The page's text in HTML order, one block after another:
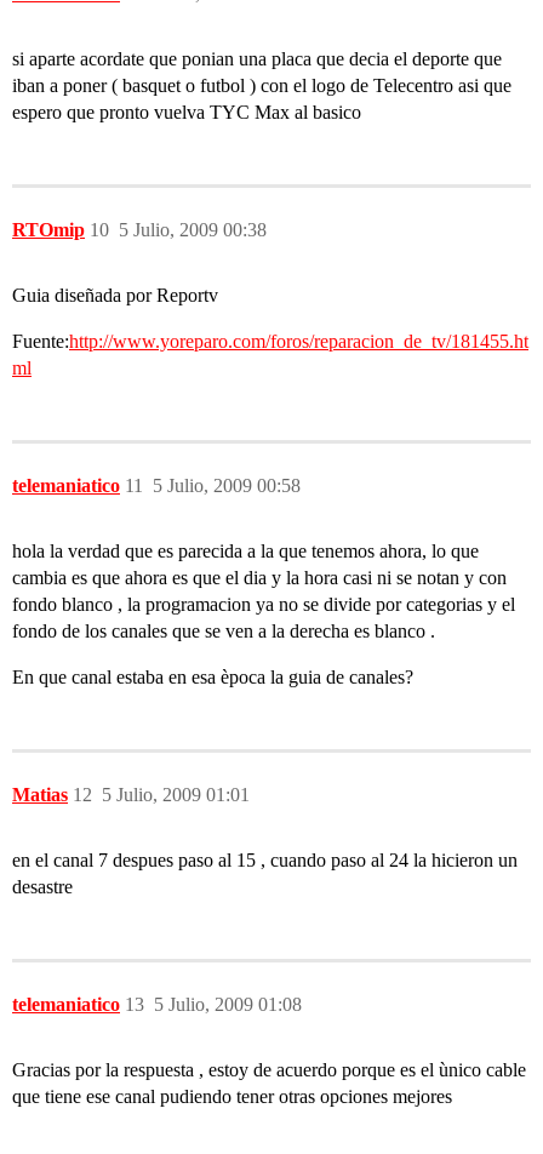
si aparte acordate que ponian una placa que decia el deporte que
iban a poner ( basquet o futbol ) con el logo de Telecentro asi que
espero que pronto vuelva TYC Max al basico
RTOmip 5 Julio, 2009 00:38
10
Guia diseñada por Reportv
Fuente:http://www.yoreparo.com/foros/reparacion_de_tv/181455.ht
ml
telemaniatico 5 Julio, 2009 00:58
11
hola la verdad que es parecida a la que tenemos ahora, lo que
cambia es que ahora es que el dia y la hora casi ni se notan y con
fondo blanco , la programacion ya no se divide por categorias y el
fondo de los canales que se ven a la derecha es blanco .
En que canal estaba en esa època la guia de canales?
Matias 5 Julio, 2009 01:01
12
en el canal 7 despues paso al 15 , cuando paso al 24 la hicieron un
desastre
telemaniatico 5 Julio, 2009 01:08
13
Gracias por la respuesta , estoy de acuerdo porque es el ùnico cable
que tiene ese canal pudiendo tener otras opciones mejores